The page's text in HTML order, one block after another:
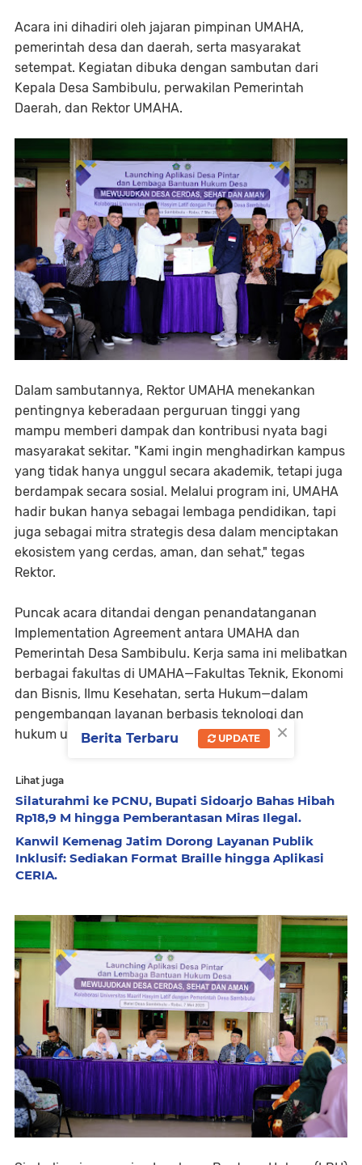
Acara ini dihadiri oleh jajaran pimpinan UMAHA,
pemerintah desa dan daerah, serta masyarakat
setempat. Kegiatan dibuka dengan sambutan dari
Kepala Desa Sambibulu, perwakilan Pemerintah
Daerah, dan Rektor UMAHA.
Dalam sambutannya, Rektor UMAHA menekankan
pentingnya keberadaan perguruan tinggi yang
mampu memberi dampak dan kontribusi nyata bagi
masyarakat sekitar. "Kami ingin menghadirkan kampus
yang tidak hanya unggul secara akademik, tetapi juga
berdampak secara sosial. Melalui program ini, UMAHA
hadir bukan hanya sebagai lembaga pendidikan, tapi
juga sebagai mitra strategis desa dalam menciptakan
ekosistem yang cerdas, aman, dan sehat," tegas
Rektor.
Puncak acara ditandai dengan penandatanganan
Implementation Agreement antara UMAHA dan
Pemerintah Desa Sambibulu. Kerja sama ini melibatkan
berbagai fakultas di UMAHA—Fakultas Teknik, Ekonomi
dan Bisnis, Ilmu Kesehatan, serta Hukum—dalam
pengembangan layanan berbasis teknologi dan
hukum untuk masyarakat desa.
Lihat juga
Silaturahmi ke PCNU, Bupati Sidoarjo Bahas Hibah
Rp18,9 M hingga Pemberantasan Miras Ilegal.
Kanwil Kemenag Jatim Dorong Layanan Publik
Inklusif: Sediakan Format Braille hingga Aplikasi
CERIA.
×
Berita Terbaru UPDATE